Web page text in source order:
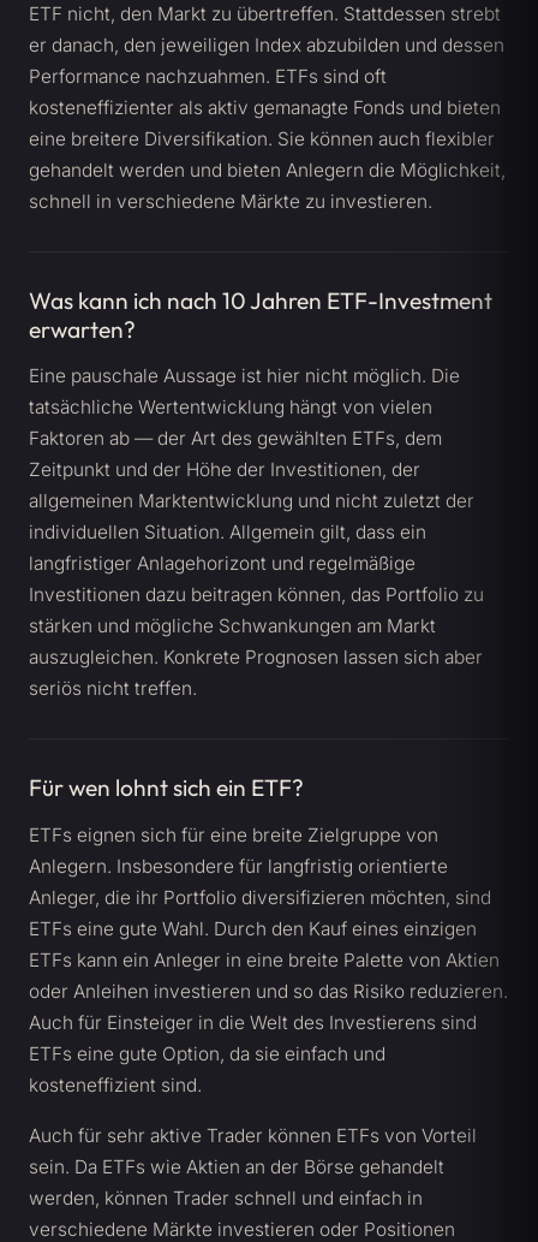
ETF nicht, den Markt zu übertreffen. Stattdessen strebt
er danach, den jeweiligen Index abzubilden und dessen
Performance nachzuahmen. ETFs sind oft
kosteneffizienter als aktiv gemanagte Fonds und bieten
eine breitere Diversifikation. Sie können auch flexibler
gehandelt werden und bieten Anlegern die Möglichkeit,
schnell in verschiedene Märkte zu investieren.
Was kann ich nach 10 Jahren ETF-Investment
erwarten?
Eine pauschale Aussage ist hier nicht möglich. Die
tatsächliche Wertentwicklung hängt von vielen
Faktoren ab — der Art des gewählten ETFs, dem
Zeitpunkt und der Höhe der Investitionen, der
allgemeinen Marktentwicklung und nicht zuletzt der
individuellen Situation. Allgemein gilt, dass ein
langfristiger Anlagehorizont und regelmäßige
Investitionen dazu beitragen können, das Portfolio zu
stärken und mögliche Schwankungen am Markt
auszugleichen. Konkrete Prognosen lassen sich aber
seriös nicht treffen.
Für wen lohnt sich ein ETF?
ETFs eignen sich für eine breite Zielgruppe von
Anlegern. Insbesondere für langfristig orientierte
Anleger, die ihr Portfolio diversifizieren möchten, sind
ETFs eine gute Wahl. Durch den Kauf eines einzigen
ETFs kann ein Anleger in eine breite Palette von Aktien
oder Anleihen investieren und so das Risiko reduzieren.
Auch für Einsteiger in die Welt des Investierens sind
ETFs eine gute Option, da sie einfach und
kosteneffizient sind.
Auch für sehr aktive Trader können ETFs von Vorteil
sein. Da ETFs wie Aktien an der Börse gehandelt
werden, können Trader schnell und einfach in
verschiedene Märkte investieren oder Positionen